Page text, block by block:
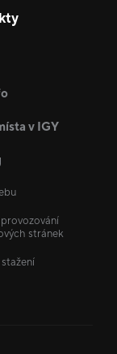
v IGY
stránek